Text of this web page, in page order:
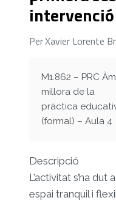
PerXavier Lorente
M1.862 – PRC
millora de la
pràctica
(formal) – Aula 4
Descripció
L’activitat s’ha
espai tranquil i